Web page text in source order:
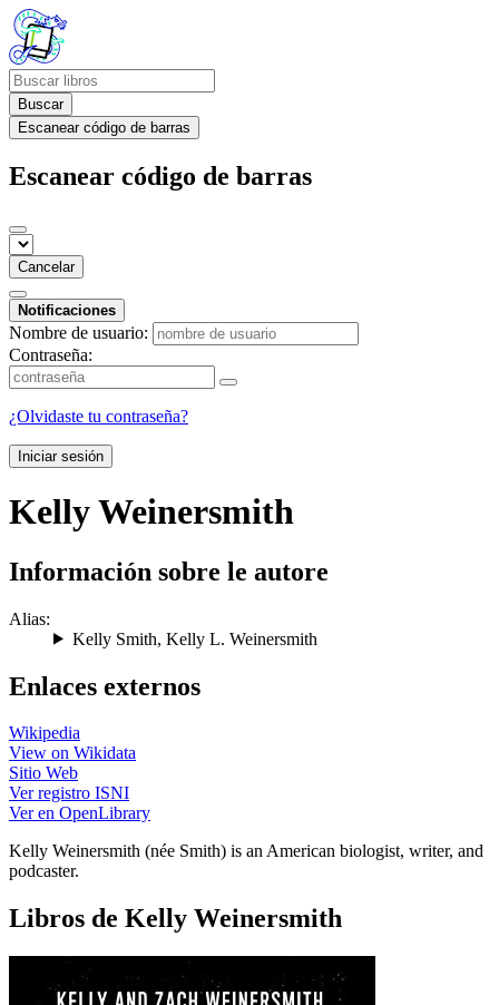
Buscar
Escanear código de barras
Escanear código de barras
Cancelar
Notificaciones
Nombre de usuario:
Contraseña:
¿Olvidaste tu contraseña?
Iniciar sesión
Kelly Weinersmith
Información sobre le autore
Alias:
Kelly Smith, Kelly L. Weinersmith
Enlaces externos
Wikipedia
View on Wikidata
Sitio Web
Ver registro ISNI
Ver en OpenLibrary
Kelly Weinersmith (née Smith) is an American biologist, writer, and
podcaster.
Libros de Kelly Weinersmith